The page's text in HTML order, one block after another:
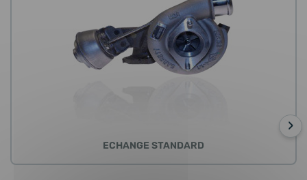
›
ECHANGE STANDARD